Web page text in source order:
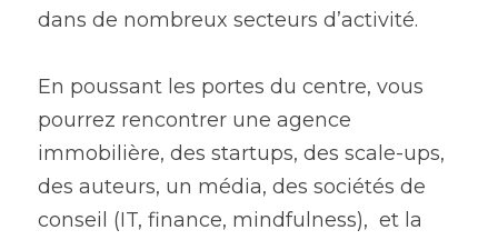
dans de nombreux secteurs d’activité.
En poussant les portes du centre, vous
pourrez rencontrer une agence
immobilière, des startups, des scale-ups,
des auteurs, un média, des sociétés de
conseil (IT, finance, mindfulness),  et la